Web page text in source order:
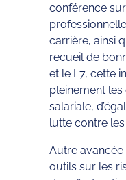
conférence
carrière, ainsi
recueil de
et le L7, cette
pleinement
salariale,
lutte contre
Autre avancée
outils sur les